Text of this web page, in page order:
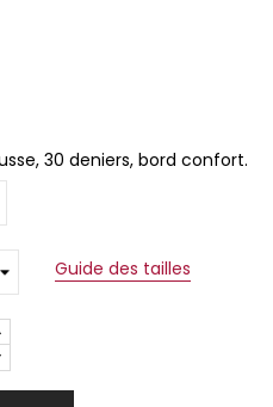
30 deniers, bord confort.
Guide des tailles